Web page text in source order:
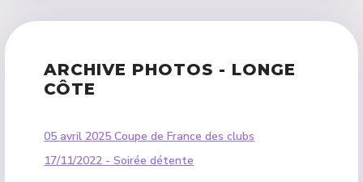
ARCHIVE PHOTOS - LONGE
CÔTE
05 avril 2025 Coupe de France des clubs
17/11/2022 - Soirée détente